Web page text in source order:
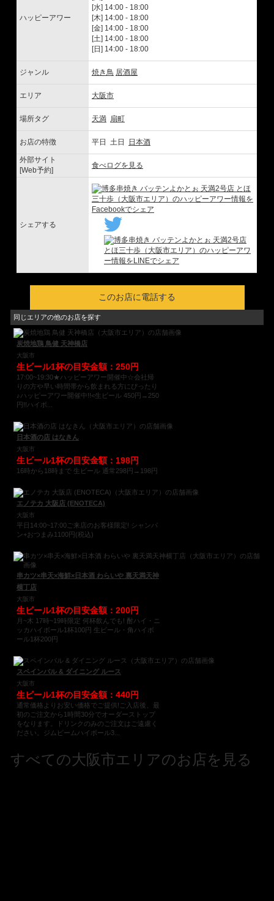
ハッピーアワー
[水] 14:00 - 18:00
[木] 14:00 - 18:00
[金] 14:00 - 18:00
[土] 14:00 - 18:00
[日] 14:00 - 18:00
ジャンル 焼き鳥 居酒屋
エリア 大阪市
場所タグ 天満 扇町
お店の特徴 平日 土日 日本酒
外部サイト
[Web予約]
食べログを見る
シェアする
このお店に電話する
同じエリアの他のお店を探す
炭焼地鶏 鳥健 天神橋店
大阪市
生ビール1杯の目安金額：250円
17:00~19:30★ハッピーアワー開催中☆会社帰
りの方や早い時間帯から飲まれる方にぴったり
♪ハッピーアワー開催中!!<生ビール 450円→250
円!!ハイボ...
日本酒の店 はなきん
大阪市
生ビール1杯の目安金額：198円
16時から18時まで 生ビール 通常298円→198円
エノテカ 大阪店 (ENOTECA)
大阪市
平日14:00~17:00ご来店のお客様限定! シャンパ
ン+おつまみ1100円(税込)
串カツ×串天×海鮮×日本酒 わらいや 裏天満天神
横丁店
大阪市
生ビール1杯の目安金額：200円
月~木 17時~19時限定 何杯飲んでも! 酎ハイ・ニ
ッカハイボール1杯100円 生ビール・角ハイボ
ール1杯200円
スペインバル & ダイニング ルース
大阪市
生ビール1杯の目安金額：440円
通常価格よりお安い価格でご提供!ご入店後、最
初のご注文から1時間30分でオーダーストップ
をなります。ドリンクのみのご注文はご遠慮く
ださい。ジムビームハイボール3...
すべての大阪市エリアのお店を見る